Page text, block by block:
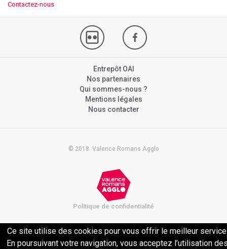
Contactez-nous
Entrepôt OAI
Nos partenaires
Qui sommes-nous ?
Mentions légales
Nous contacter
© 2018. Valence Romans Agglo
Politique de confidentialité
Ce site utilise des cookies pour vous offrir le meilleur
En poursuivant votre navigation, vous acceptez l’utilisation